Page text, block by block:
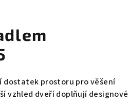
dostatek prostoru pro věšení
vzhled dveří doplňují designové